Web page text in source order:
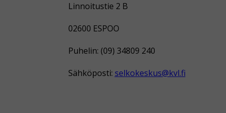
Linnoitustie 2 B
02600 ESPOO
Puhelin: (09) 34809 240
Sähköposti: selkokeskus@kvl.fi